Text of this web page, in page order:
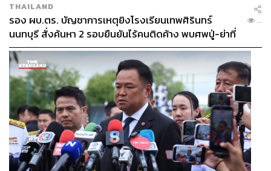
THAILAND
รอง ผบ.ตร. บัญชาการเหตุยิงโรงเรียนเทพศิรินทร์
นนทบุรี สั่งค้นหา 2 รอบยืนยันไร้คนติดค้าง พบศพปู่-ย่าที่
บ้านพักผู้ก่อเหตุ
...